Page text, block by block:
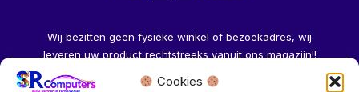
Cookies
Wij bezitten geen fysieke winkel of bezoekadres, wij
leveren uw product rechtstreeks vanuit ons magazijn!!